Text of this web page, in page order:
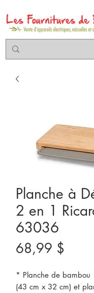
Planche à
2 en 1
63036
68,99 $
* Planche de
(43 cm x 32 cm) et